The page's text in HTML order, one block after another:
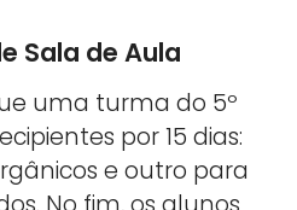
Sala de Aula
uma turma do 5º
por 15 dias:
e outro para